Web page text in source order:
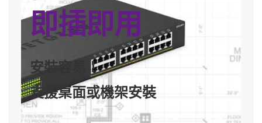
即插即用
安裝容易！
支援桌面或機架安裝